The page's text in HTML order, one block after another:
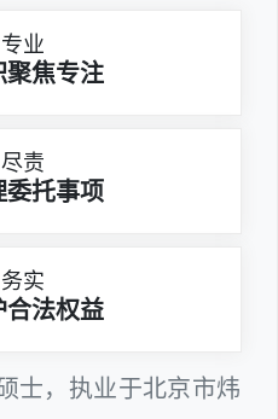
专业
聚焦专注
尽责
委托事项
务实
合法权益
士，执业于北京市炜